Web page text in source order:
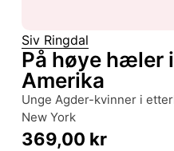
Siv Ringdal
På høye hæler i
Amerika
unge Agder-kvinner i etterkrigårenes
New York
369,00 kr